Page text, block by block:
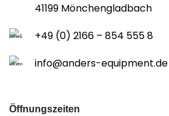
41199 Mönchengladbach
+49 (0) 2166 – 854 555 8
info@anders-equipment.de
Öffnungszeiten